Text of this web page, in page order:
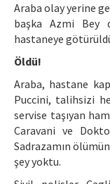
Araba olay yerine
başka Azmi Bey
hastaneye
Öldü!
Araba, hastane
Puccini, talihsizi
servise taşıyan
Caravani ve
Sadrazamın
şey yoktu.